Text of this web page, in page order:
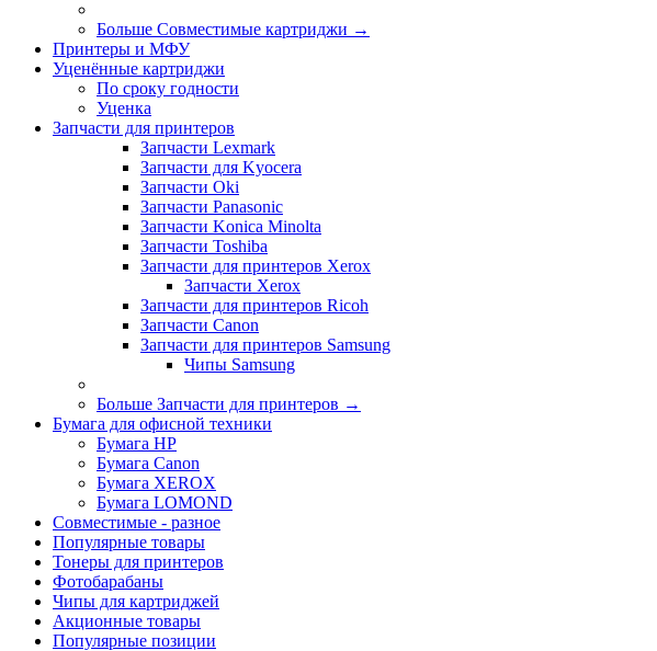
Больше Совместимые картриджи →
Принтеры и МФУ
Уценённые картриджи
По сроку годности
Уценка
Запчасти для принтеров
Запчасти Lexmark
Запчасти для Kyocera
Запчасти Oki
Запчасти Panasonic
Запчасти Koniсa Minolta
Запчасти Toshiba
Запчасти для принтеров Xerox
Запчасти Xerox
Запчасти для принтеров Ricoh
Запчасти Canon
Запчасти для принтеров Samsung
Чипы Samsung
Больше Запчасти для принтеров →
Бумага для офисной техники
Бумага HP
Бумага Canon
Бумага XEROX
Бумага LOMOND
Совместимые - разное
Популярные товары
Тонеры для принтеров
Фотобарабаны
Чипы для картриджей
Акционные товары
Популярные позиции